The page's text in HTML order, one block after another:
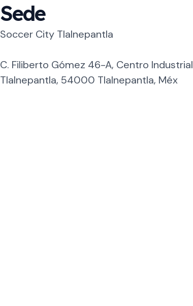
Sede
Soccer City Tlalnepantla
C. Filiberto Gómez 46-A, Centro Industrial
Tlalnepantla, 54000 Tlalnepantla, Méx